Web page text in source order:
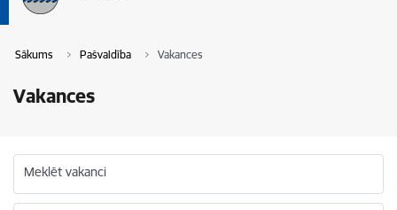
Sākums Pašvaldība Vakances
Vakances
Meklēt vakanci